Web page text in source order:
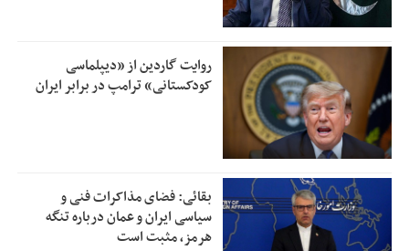
روایت گاردین از «دیپلماسی
کودکستانی» ترامپ در برابر ایران
بقائی: فضای مذاکرات فنی و
سیاسی ایران و عمان درباره تنگه
هرمز، مثبت است